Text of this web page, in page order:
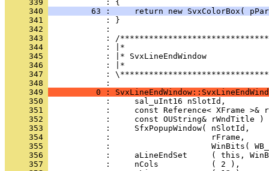
     339
     340
63 :     return new SvxColorBox(
     341
     342
     343
     344
     345
     346
     347
:
     348
     349
0 :
     350
     351
     352
     353
     354
     355
     356
     357